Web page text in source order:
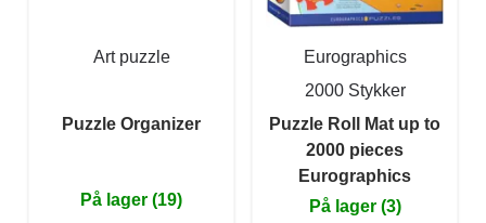
Art puzzle
Puzzle Organizer
På lager (19)
Eurographics
2000 Stykker
Puzzle Roll Mat up to
2000 pieces
Eurographics
På lager (3)